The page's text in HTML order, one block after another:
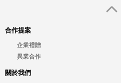
合作提案
企業禮贈
異業合作
關於我們